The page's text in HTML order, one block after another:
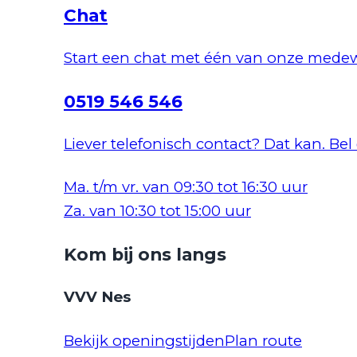
Chat
Start een chat met één van onze
0519 546 546
Liever telefonisch contact? Dat kan. Bel
Ma. t/m vr. van 09:30 tot 16:30 uur
Za. van 10:30 tot 15:00 uur
Kom bij ons langs
VVV Nes
Bekijk openingstijdenPlan route